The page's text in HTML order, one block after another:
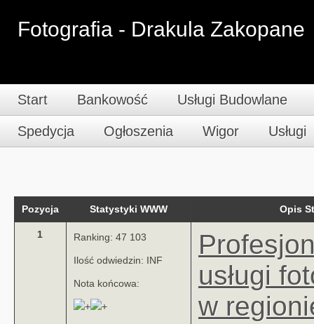
Fotografia - Drakula Zakopane
Start Bankowość Usługi Budowlane
Spedycja Ogłoszenia Wigor Usługi
Pozycja Statystyki WWW Opis
1 Ranking: 47 103
Ilość odwiedzin: INF
Nota końcowa:
usługi
w